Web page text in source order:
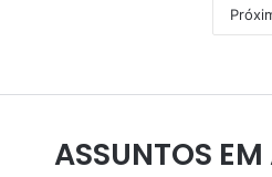
ASSUNTOS